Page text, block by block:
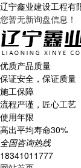
辽宁鑫业建设工程有
您暂无新询盘信息！
优质产品质量
保证安全，保证质量
施工保障
流程严谨，匠心工艺
使用年限
高出平均寿命30%
全国咨询热线
18341011777